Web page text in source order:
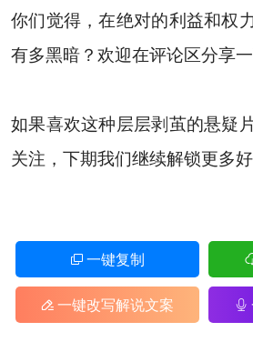
你们觉得，在绝对的利益和权
有多黑暗？欢迎在评论区分享
如果喜欢这种层层剥茧的悬疑
关注，下期我们继续解锁更多好
一键复制
一键改写解说文案